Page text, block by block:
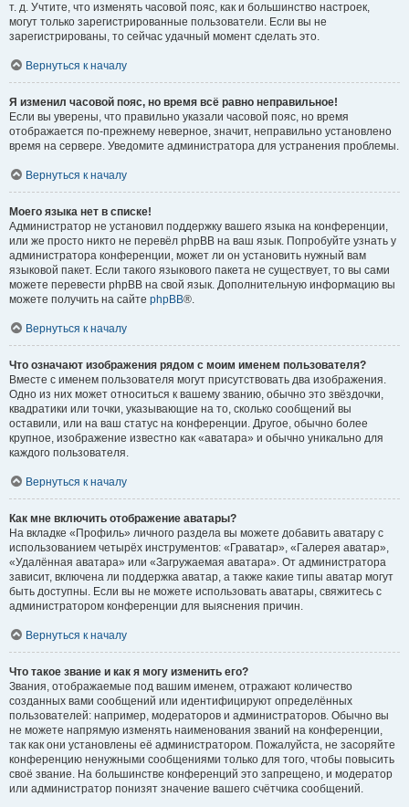
т. д. Учтите, что изменять часовой пояс, как и большинство настроек,
могут только зарегистрированные пользователи. Если вы не
зарегистрированы, то сейчас удачный момент сделать это.
Вернуться к началу
Я изменил часовой пояс, но время всё равно неправильное!
Если вы уверены, что правильно указали часовой пояс, но время
отображается по-прежнему неверное, значит, неправильно установлено
время на сервере. Уведомите администратора для устранения проблемы.
Вернуться к началу
Моего языка нет в списке!
Администратор не установил поддержку вашего языка на конференции,
или же просто никто не перевёл phpBB на ваш язык. Попробуйте узнать у
администратора конференции, может ли он установить нужный вам
языковой пакет. Если такого языкового пакета не существует, то вы сами
можете перевести phpBB на свой язык. Дополнительную информацию вы
можете получить на сайте phpBB®.
Вернуться к началу
Что означают изображения рядом с моим именем пользователя?
Вместе с именем пользователя могут присутствовать два изображения.
Одно из них может относиться к вашему званию, обычно это звёздочки,
квадратики или точки, указывающие на то, сколько сообщений вы
оставили, или на ваш статус на конференции. Другое, обычно более
крупное, изображение известно как «аватара» и обычно уникально для
каждого пользователя.
Вернуться к началу
Как мне включить отображение аватары?
На вкладке «Профиль» личного раздела вы можете добавить аватару с
использованием четырёх инструментов: «Граватар», «Галерея аватар»,
«Удалённая аватара» или «Загружаемая аватара». От администратора
зависит, включена ли поддержка аватар, а также какие типы аватар могут
быть доступны. Если вы не можете использовать аватары, свяжитесь с
администратором конференции для выяснения причин.
Вернуться к началу
Что такое звание и как я могу изменить его?
Звания, отображаемые под вашим именем, отражают количество
созданных вами сообщений или идентифицируют определённых
пользователей: например, модераторов и администраторов. Обычно вы
не можете напрямую изменять наименования званий на конференции,
так как они установлены её администратором. Пожалуйста, не засоряйте
конференцию ненужными сообщениями только для того, чтобы повысить
своё звание. На большинстве конференций это запрещено, и модератор
или администратор понизят значение вашего счётчика сообщений.